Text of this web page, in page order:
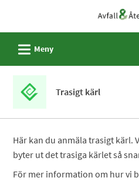
tjänster
Avfall
återvinning
Skaraborg
L Meny
Trasigt kärl
Här kan du anmäla trasigt kärl.
byter ut det trasiga kärlet så
För mer information om hur vi